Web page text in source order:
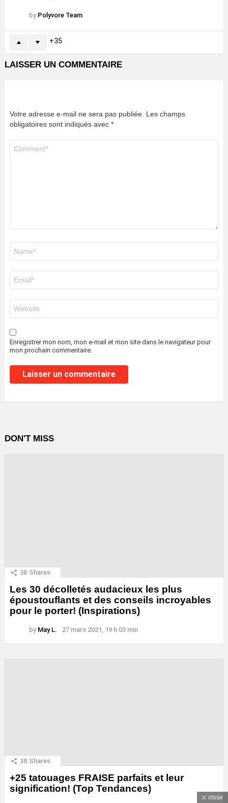
by Polyvore Team
35
LAISSER UN COMMENTAIRE
Votre adresse e-mail ne sera pas publiée. Les champs
obligatoires sont indiqués avec *
mail
*
web
Enregistrer mon nom, mon e-mail et mon site dans le navigateur pour
mon prochain commentaire.
DON'T MISS
38 Shares
Les 30 décolletés audacieux les plus
époustouflants et des conseils incroyables
pour le porter! (Inspirations)
by May L. 27 mars 2021, 19 h 03 min
38 Shares
+25 tatouages ​​FRAISE parfaits et leur
signification! (Top Tendances)
close